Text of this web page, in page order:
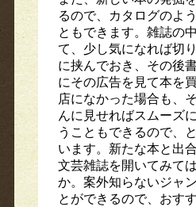
るので、カタログのよ
ともできます。雑誌の
て、少し気になれば切
に挟んでおき、その後
にその広告を見て本を
店になかった場合も、
んに見せればスムーズ
うこともできるので、
います。新たな本と出
文芸雑誌を開いてみて
か。案外知らないジャ
とができるので、おす